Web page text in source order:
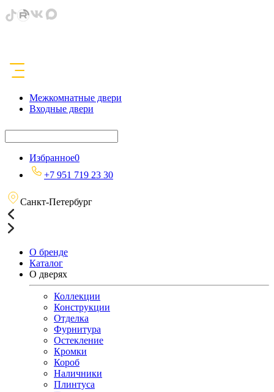
Межкомнатные двери
Входные двери
Избранное0
+7 951 719 23 30
Санкт-Петербург
О бренде
Каталог
О дверях
Коллекции
Конструкции
Отделка
Фурнитура
Остекление
Кромки
Короб
Наличники
Плинтуса